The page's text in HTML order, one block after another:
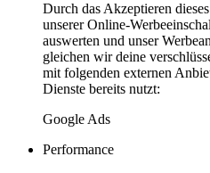
Durch das Akzeptieren
unserer Online-
auswerten und unser
gleichen wir deine
mit folgenden externen
Dienste bereits nutzt:
Google Ads
Performance